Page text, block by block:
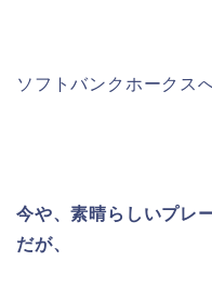
ソフトバンクホークス
今や、素晴らしいプレ
だが、